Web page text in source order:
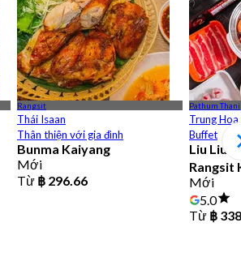
Rangsit
Thái Isaan
Thân thiện với gia đình
Bunma Kaiyang
Mới
Từ ฿ 296.66
Pathum Thani
Trung Hoa
Buffet
Liu Liu
Rangsit
Mới
5.0
Từ ฿ 338